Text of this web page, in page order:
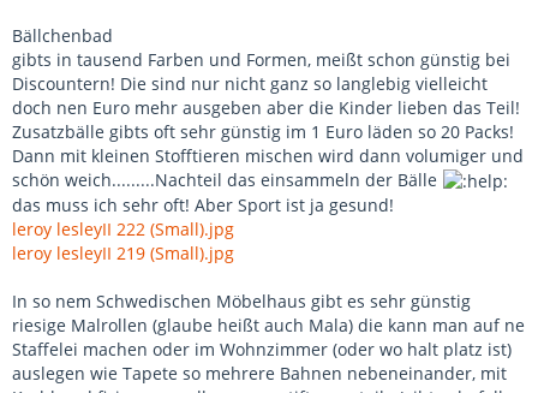
Bällchenbad
gibts in tausend Farben und Formen, meißt schon günstig bei
Discountern! Die sind nur nicht ganz so langlebig vielleicht
doch nen Euro mehr ausgeben aber die Kinder lieben das Teil!
Zusatzbälle gibts oft sehr günstig im 1 Euro läden so 20 Packs!
Dann mit kleinen Stofftieren mischen wird dann volumiger und
schön weich.........Nachteil das einsammeln der Bälle
das muss ich sehr oft! Aber Sport ist ja gesund!
leroy lesleyII 222 (Small).jpg
leroy lesleyII 219 (Small).jpg
In so nem Schwedischen Möbelhaus gibt es sehr günstig
riesige Malrollen (glaube heißt auch Mala) die kann man auf ne
Staffelei machen oder im Wohnzimmer (oder wo halt platz ist)
auslegen wie Tapete so mehrere Bahnen nebeneinander, mit